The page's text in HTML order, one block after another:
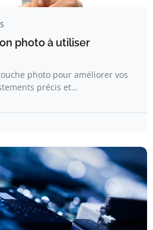
photo à utiliser
photo pour améliorer vos
précis et…